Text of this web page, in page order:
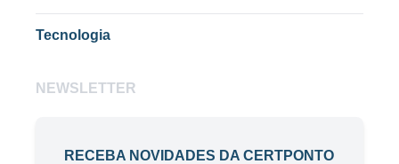
Tecnologia
NEWSLETTER
RECEBA NOVIDADES DA CERTPONTO